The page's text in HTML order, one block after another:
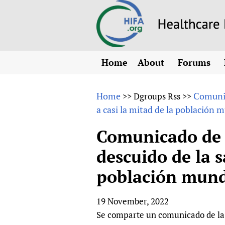
Home
About
Why HIFA is needed
Vision and Strategy
HIFA, Universal
Human Rights
HIFA in Official
Achievements
HIFA Voices database
HIFA & global health
Forums
All)
How to use
HIFA-French
HIFA-
HIFA-
Home >>Dgroups Rss >>
a casi la mitad de la población
Comunicado
descuido de la
población
19 November, 2022
Se comparte un comunicado de